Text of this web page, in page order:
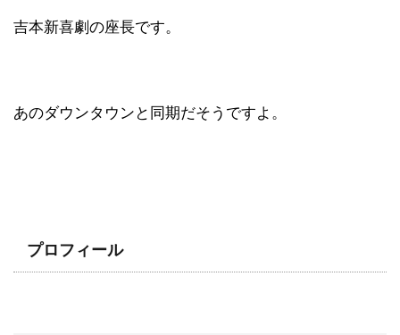
吉本新喜劇の座長です。
あのダウンタウンと同期だそうですよ。
プロフィール